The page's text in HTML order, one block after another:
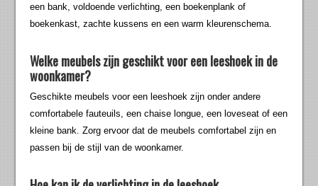
een bank, voldoende verlichting, een boekenplank of
boekenkast, zachte kussens en een warm kleurenschema.
Welke meubels zijn geschikt voor een leeshoek in de
woonkamer?
Geschikte meubels voor een leeshoek zijn onder andere
comfortabele fauteuils, een chaise longue, een loveseat of een
kleine bank. Zorg ervoor dat de meubels comfortabel zijn en
passen bij de stijl van de woonkamer.